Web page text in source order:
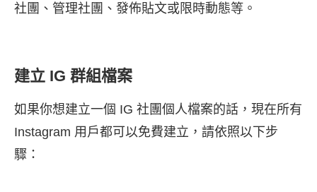
社團、管理社團、發佈貼文或限時動態等。
建立 IG 群組檔案
如果你想建立一個 IG 社團個人檔案的話，現在所有
Instagram 用戶都可以免費建立，請依照以下步
驟：